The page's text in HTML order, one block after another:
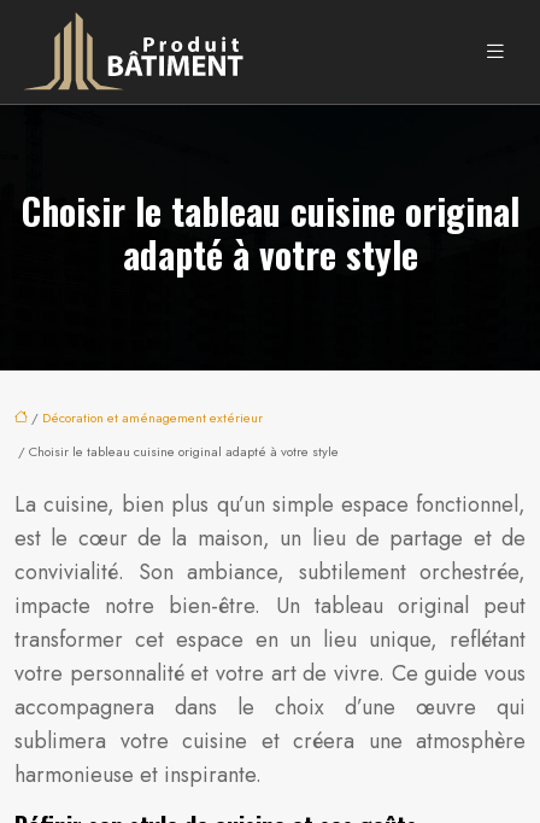
Choisir le tableau cuisine original
adapté à votre style
/ Décoration et aménagement extérieur
/ Choisir le tableau cuisine original adapté à votre style
La cuisine, bien plus qu’un simple espace fonctionnel,
est le cœur de la maison, un lieu de partage et de
convivialité. Son ambiance, subtilement orchestrée,
impacte notre bien-être. Un tableau original peut
transformer cet espace en un lieu unique, reflétant
votre personnalité et votre art de vivre. Ce guide vous
accompagnera dans le choix d’une œuvre qui
sublimera votre cuisine et créera une atmosphère
harmonieuse et inspirante.